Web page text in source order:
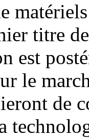
titre
est
le
de